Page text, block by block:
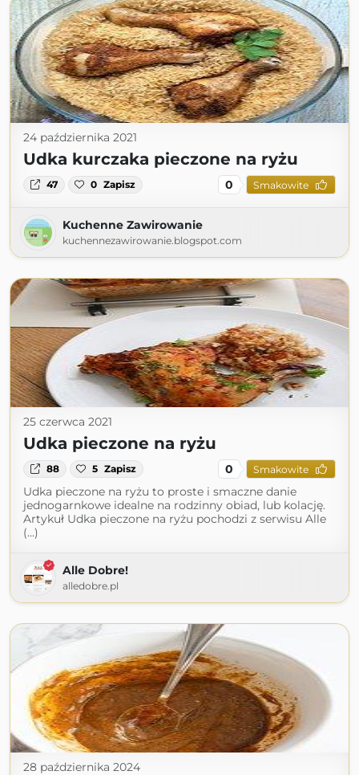
24 października 2021
Udka kurczaka pieczone na ryżu
47 0 Zapisz 0 Smakowite
Kuchenne Zawirowanie
kuchennezawirowanie.blogspot.com
25 czerwca 2021
Udka pieczone na ryżu
88 5 Zapisz 0 Smakowite
Udka pieczone na ryżu to proste i smaczne danie
jednogarnkowe idealne na rodzinny obiad, lub kolację.
Artykuł Udka pieczone na ryżu pochodzi z serwisu Alle
(...)
Alle Dobre!
alledobre.pl
28 października 2024